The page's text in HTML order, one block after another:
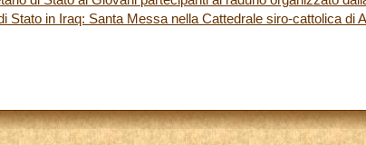
Stato in Iraq: Santa Messa nella Cattedrale siro-cattolica di